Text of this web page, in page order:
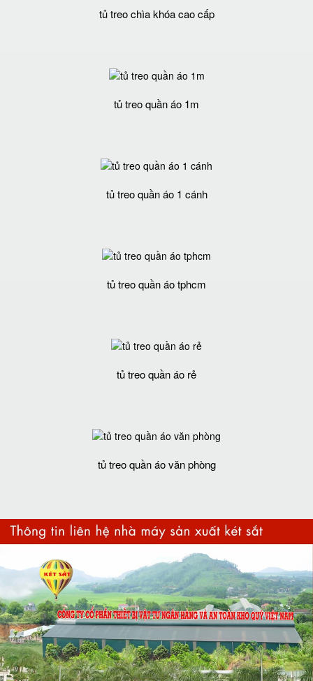
tủ treo chìa khóa cao cấp
tủ treo quần áo 1m
tủ treo quần áo 1 cánh
tủ treo quần áo tphcm
tủ treo quần áo rẻ
tủ treo quần áo văn phòng